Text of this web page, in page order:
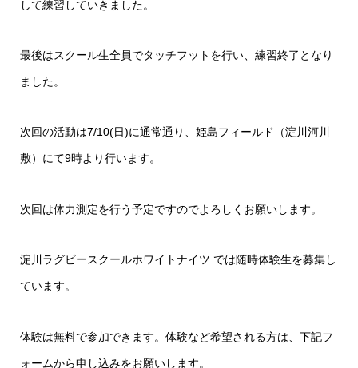
して練習していきました。
最後はスクール生全員でタッチフットを行い、練習終了となり
ました。
次回の活動は7/10(日)に通常通り、姫島フィールド（淀川河川
敷）にて9時より行います。
次回は体力測定を行う予定ですのでよろしくお願いします。
淀川ラグビースクールホワイトナイツ では随時体験生を募集し
ています。
体験は無料で参加できます。体験など希望される方は、下記フ
ォームから申し込みをお願いします。